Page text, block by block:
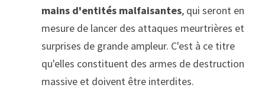
mains d'entités malfaisantes, qui seront en
mesure de lancer des attaques meurtrières et
surprises de grande ampleur. C'est à ce titre
qu'elles constituent des armes de destruction
massive et doivent être interdites.